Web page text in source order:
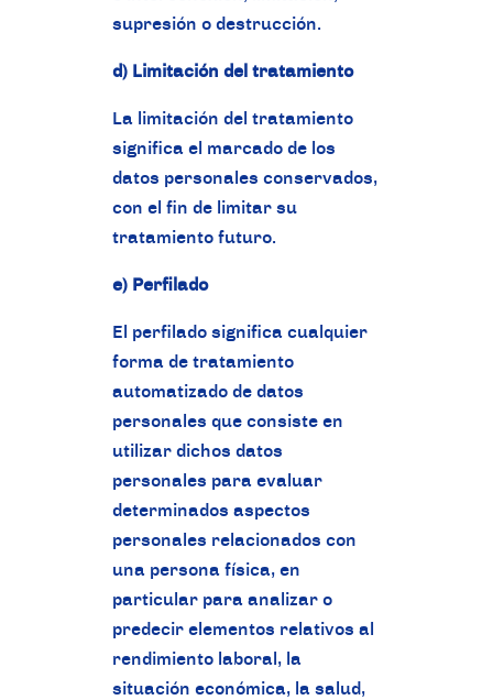
supresión o destrucción.
d) Limitación del tratamiento
La limitación del tratamiento
significa el marcado de los
datos personales conservados,
con el fin de limitar su
tratamiento futuro.
e) Perfilado
El perfilado significa cualquier
forma de tratamiento
automatizado de datos
personales que consiste en
utilizar dichos datos
personales para evaluar
determinados aspectos
personales relacionados con
una persona física, en
particular para analizar o
predecir elementos relativos al
rendimiento laboral, la
situación económica, la salud,